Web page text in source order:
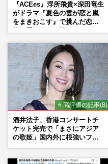
『ACEes』浮所飛貴×深田竜生
がドラマ『夏色の雲が恋と嵐
をまきおこす』で挑んだ恋人
⭐ 高評価の記事(8)
酒井法子、香港コンサートチ
ケット完売で「まさにアジア
の歌姫」国内外に根強いファ